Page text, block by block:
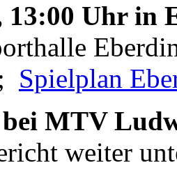
13:00 Uhr in
Spielplan
bei MTV
weiter